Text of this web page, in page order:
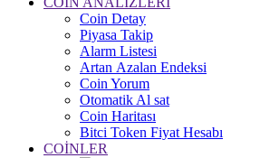
Coin Detay
Piyasa Takip
Alarm Listesi
Artan Azalan Endeksi
Coin Yorum
Otomatik Al sat
Coin Haritası
Bitci Token Fiyat Hesabı
COİNLER